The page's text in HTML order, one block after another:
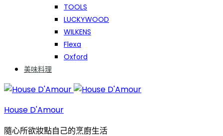
TOOLS
LUCKYWOOD
WILKENS
Flexa
Oxford
美味料理
House D'Amour
隨心所欲妝點自己的烹廚生活